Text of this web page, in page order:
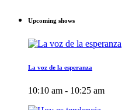
Upcoming shows
La voz de la esperanza
10:10 am - 10:25 am